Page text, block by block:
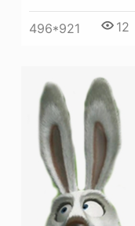
496*921 12